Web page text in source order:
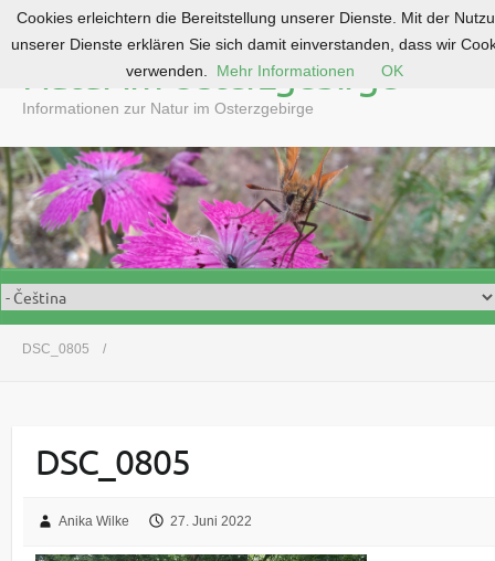
o
c
o
n
t
e
n
Natur im Osterzgebirge
Informationen zur Natur im Osterzgebirge
DSC_0805
DSC_0805
Anika Wilke 27. Juni 2022
Cookies erleichtern die Bereitstellung unserer Dienste. Mit der
unserer Dienste erklären Sie sich damit einverstanden, dass wir
verwenden.
Mehr Informationen OK